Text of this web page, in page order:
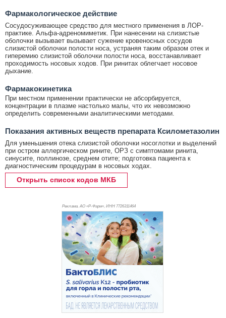
Фармакологическое действие
Сосудосуживающее средство для местного применения в ЛОР-
практике. Альфа-адреномиметик. При нанесении на слизистые
оболочки вызывает вызывает сужение кровеносных сосудов
слизистой оболочки полости носа, устраняя таким образом отек и
гиперемию слизистой оболочки полости носа, восстанавливает
проходимость носовых ходов. При ринитах облегчает носовое
дыхание.
Фармакокинетика
При местном применении практически не абсорбируется,
концентрации в плазме настолько малы, что их невозможно
определить современными аналитическими методами.
Показания активных веществ препарата Ксилометазолин
Для уменьшения отека слизистой оболочки носоглотки и выделений
при остром аллергическом рините, ОРЗ с симптомами ринита,
синусите, поллинозе, среднем отите; подготовка пациента к
диагностическим процедурам в носовых ходах.
Открыть список кодов МКБ
Реклама. АО «Р-Фарм», ИНН 7726311464